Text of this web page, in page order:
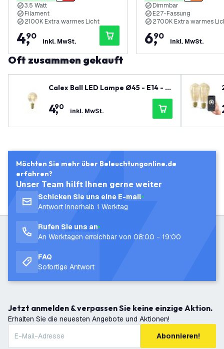
3.5 Watt
Filament
2100K Extra warmes Licht
4,
90
inkl. MwSt.
Dimmbar
E27-Fassung
2700K Extra warmes
6,
90
inkl. MwSt.
Oft zusammen gekauft
Calex Ball LED Lampe Ø45 - E14 - 2.
5W - 2100K - 136 Lm - Gold Finish
4,
90 inkl. MwSt.
Möchten Sie mehr über Beleuchtungonline.de
erfahren?
Unser Team hilft Ihnen gerne weiter
Schicken Sie uns eine E-mail
Antwort innerhalb 1 Werktag
Rufen Sie uns an
An Werktagen erreichbar von 08:00 - 19:00
FAQ
Sofortige Antwort
Jetzt anmelden & verpassen Sie keine einzige Aktion.
Erhalten Sie die neuesten Angebote und Aktionen!
Abonnieren!